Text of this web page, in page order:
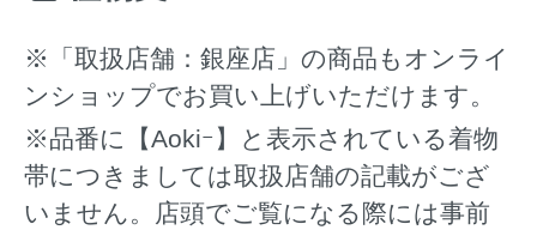
※「取扱店舗：銀座店」の商品もオンライ
ンショップでお買い上げいただけます。
※品番に【Aokiｰ】と表示されている着物
帯につきましては取扱店舗の記載がござ
いません。店頭でご覧になる際には事前